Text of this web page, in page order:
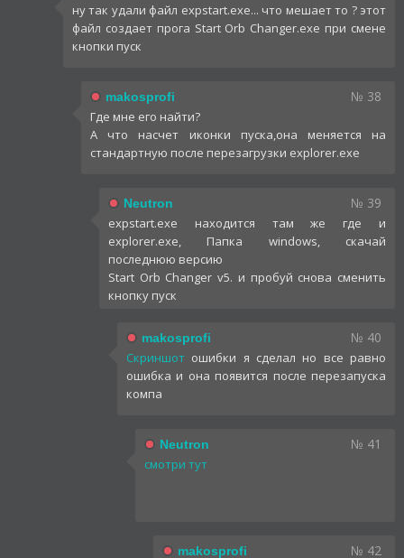
ну так удали файл expstart.exe... что мешает то ? этот
файл создает прога Start Orb Changer.exe при смене
кнопки пуск
makosprofi № 38
Где мне его найти?
А что насчет иконки пуска,она меняется на
стандартную после перезагрузки explorer.exe
Neutron № 39
expstart.exe находится там же где и
explorer.exe, Папка windows, скачай
последнюю версию
Start Orb Changer v5. и пробуй снова сменить
кнопку пуск
makosprofi № 40
Скриншот ошибки я сделал но все равно
ошибка и она появится после перезапуска
компа
Neutron № 41
смотри тут
makosprofi № 42